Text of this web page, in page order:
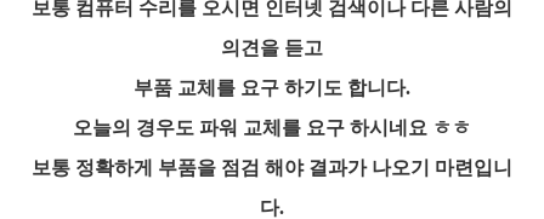
보통 컴퓨터 수리를 오시면 인터넷 검색이나 다른 사람의
의견을 듣고
부품 교체를 요구 하기도 합니다.
오늘의 경우도 파워 교체를 요구 하시네요 ㅎㅎ
보통 정확하게 부품을 점검 해야 결과가 나오기 마련입니
다.